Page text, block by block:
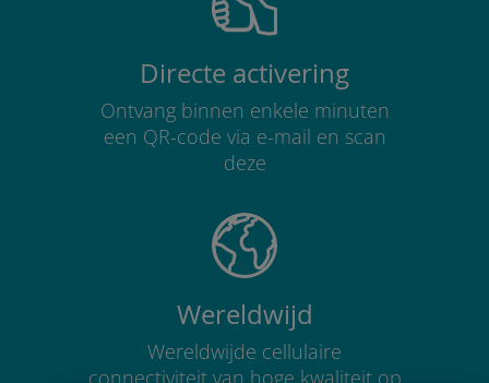
Directe activering
Ontvang binnen enkele minuten
een QR-code via e-mail en scan
deze
Wereldwijd
Wereldwijde cellulaire
connectiviteit van hoge kwaliteit op